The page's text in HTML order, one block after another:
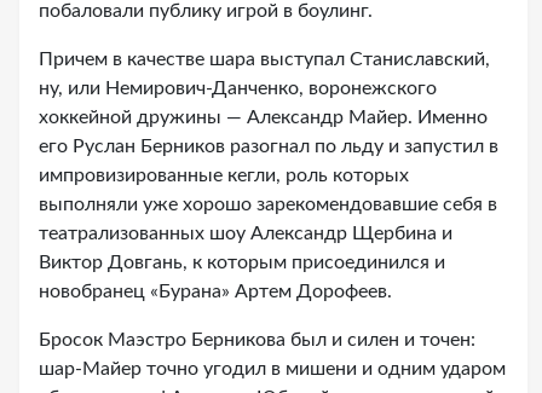
побаловали публику игрой в боулинг.
Причем в качестве шара выступал Станиславский,
ну, или Немирович-Данченко, воронежского
хоккейной дружины — Александр Майер. Именно
его Руслан Берников разогнал по льду и запустил в
импровизированные кегли, роль которых
выполняли уже хорошо зарекомендовавшие себя в
театрализованных шоу Александр Щербина и
Виктор Довгань, к которым присоединился и
новобранец «Бурана» Артем Дорофеев.
Бросок Маэстро Берникова был и силен и точен:
шар-Майер точно угодил в мишени и одним ударом